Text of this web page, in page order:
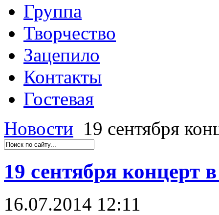
Группа
Творчество
Зацепило
Контакты
Гостевая
Новости 19 сентября
19 сентября концерт
16.07.2014 12:11